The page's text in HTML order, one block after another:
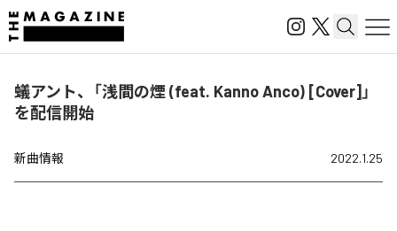
蟻アント、「浅間の煙 (feat. Kanno Anco) [Cover]」
を配信開始
新曲情報 2022.1.25